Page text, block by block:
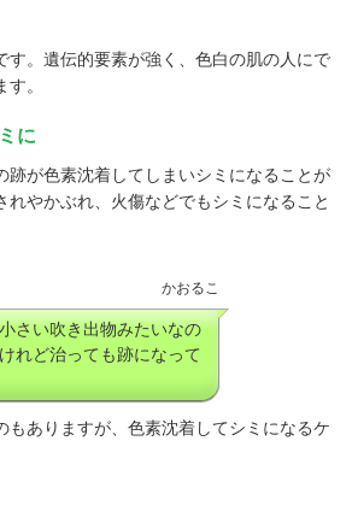
す。遺伝的要素が強く、色白の肌の人にで
。
に
跡が色素沈着してしまいシミになることが
れやかぶれ、火傷などでもシミになること
かおるこ
さい吹き出物みたいなの
れど治っても跡になって
もありますが、色素沈着してシミになるケ